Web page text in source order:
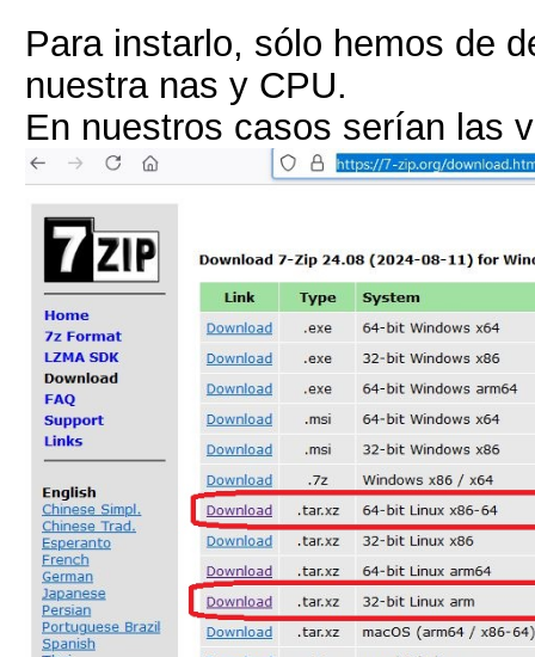
Para instarlo, sólo hemos de
nuestra nas y CPU.
En nuestros casos serían las